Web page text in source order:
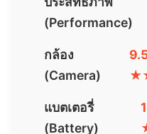
(Performance)
กล้อง
(Camera)
แบตเตอรี่
(Battery)